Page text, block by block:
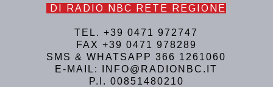
DI RADIO NBC RETE REGIONE
TEL. +39 0471 972747
FAX +39 0471 978289
SMS & WHATSAPP 366 1261060
E-MAIL: INFO@RADIONBC.IT
P.I. 00851480210